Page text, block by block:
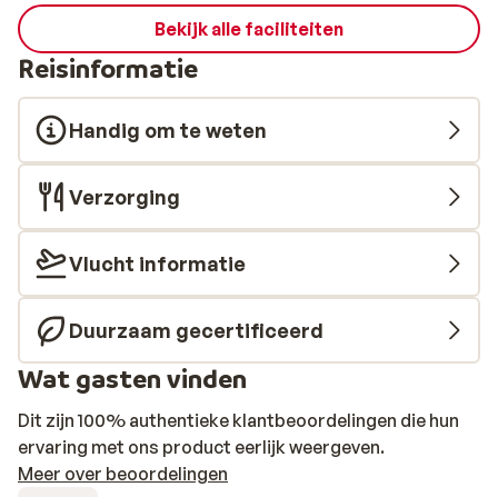
Bekijk alle faciliteiten
Reisinformatie
Handig om te weten
Verzorging
Vlucht informatie
Duurzaam gecertificeerd
Wat gasten vinden
Dit zijn 100% authentieke klantbeoordelingen die hun
ervaring met ons product eerlijk weergeven.
Meer over beoordelingen